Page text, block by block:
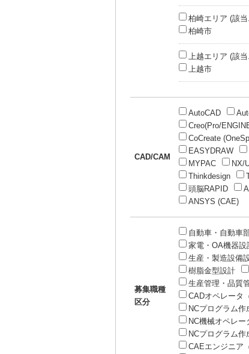
柏崎エリア (該
柏崎市
上越エリア (該
上越市
CAD/CAM
AutoCAD
Creo(Pro/
CoCreate
EASYDRAW
MYPAC
NX/
Thinkdesign
頭脳RAPID
ANSYS (CAE)
募集職種
区分
自動車・自動車
家電・OA機器設
生産・製造設備
樹脂金型設計
生産管理・品質
CADオペレータ
NCプログラム作
NC機械オペレー
NCプログラム作
CAEエンジニア